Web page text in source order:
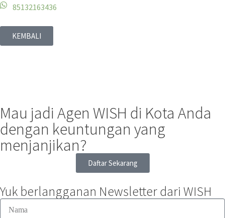
85132163436
KEMBALI
Mau jadi Agen WISH di Kota Anda
dengan keuntungan yang
menjanjikan?
Daftar Sekarang
Yuk berlangganan Newsletter dari WISH